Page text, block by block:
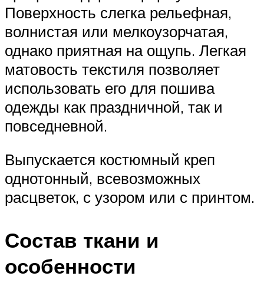
Поверхность слегка рельефная,
волнистая или мелкоузорчатая,
однако приятная на ощупь. Легкая
матовость текстиля позволяет
использовать его для пошива
одежды как праздничной, так и
повседневной.
Выпускается костюмный креп
однотонный, всевозможных
расцветок, с узором или с принтом.
Состав ткани и
особенности